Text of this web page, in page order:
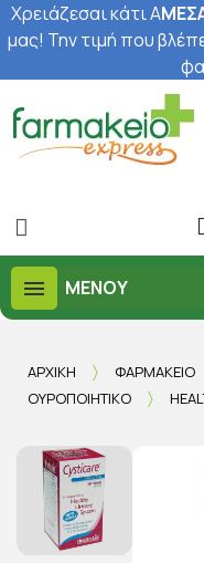
Χρειάζεσαι κάτι Α
μας! Την τιμή που
ΜΕΝΟΎ
ΑΡΧΙΚΉ ΦΑΡΜΑΚΕΊΟ
ΟΥΡΟΠΟΙΗΤΙΚΌ